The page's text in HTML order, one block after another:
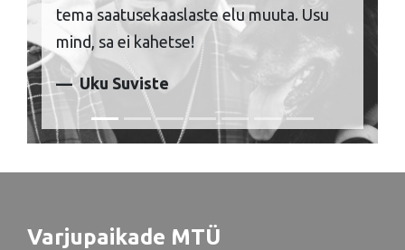
tema saatusekaaslaste elu muuta. Usu
mind, sa ei kahetse!
Uku Suviste
Varjupaikade MTÜ